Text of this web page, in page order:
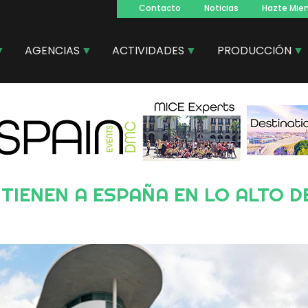
Navegacion
principal
Contacto Noticias Hazte
AGENCIAS ACTIVIDADES PRODUCCIÓN